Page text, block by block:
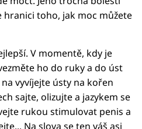
hranici toho, jak moc můžete
V momentě, kdy je
ho do ruky a do úst
vyvíjejte ústy na kořen
sajte, olizujte a jazykem se
rukou stimulovat penis a
Na slova se ten váš asi